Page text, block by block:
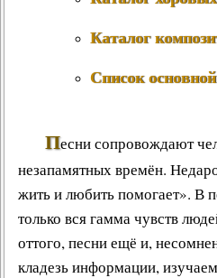
Каталог
Список
Песни сопровождают
незапамятных времён.
жить и любить помогает». В
только вся гамма чувств
оттого, песни ещё и,
кладезь информации,